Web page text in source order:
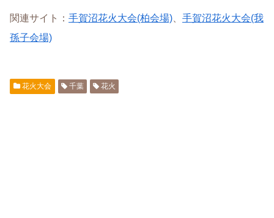
関連サイト： 手賀沼花火大会(柏会場)
手賀沼花火大会(我
孫子会場)
花火大会 千葉 花火